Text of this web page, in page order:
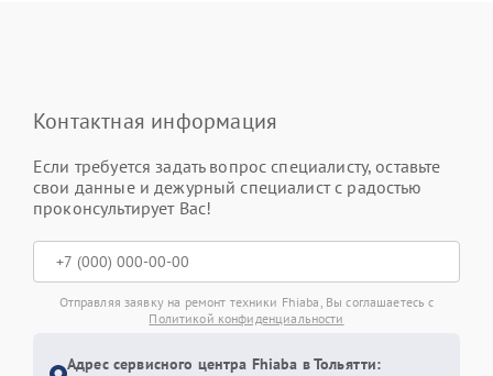
Контактная информация
Если требуется задать вопрос специалисту, оставьте
свои данные и дежурный специалист с радостью
проконсультирует Вас!
Отправляя заявку на ремонт техники Fhiaba, Вы соглашаетесь с
Политикой конфиденциальности
Адрес сервисного центра Fhiaba в Тольятти: